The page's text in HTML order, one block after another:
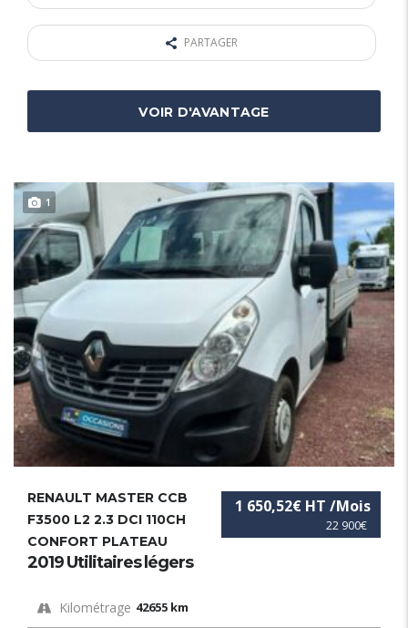
PARTAGER
VOIR D'AVANTAGE
1
22 900€
1 650,52€ HT /Mois
RENAULT MASTER CCB
F3500 L2 2.3 DCI 110CH
CONFORT PLATEAU
2019 Utilitaires légers
Kilométrage 42655 km